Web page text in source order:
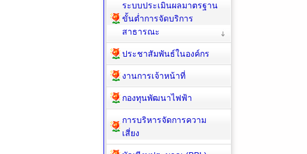
ระบบประเมินผลมาตรฐาน
ขั้นต่ำการจัดบริการ
สาธารณะ
ประชาสัมพันธ์ในองค์กร
งานการเจ้าหน้าที่
กองทุนพัฒนาไฟฟ้า
การบริหารจัดการความ
เสี่ยง